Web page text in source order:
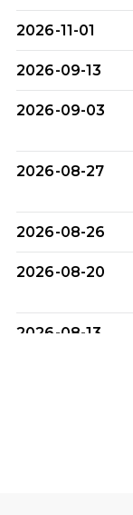
2026-11-01
2026-09-13
2026-09-03
2026-08-27
2026-08-26
2026-08-20
2026-08-13